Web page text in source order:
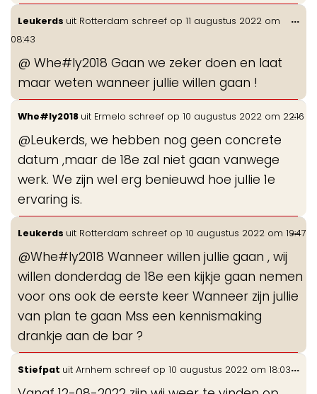
Leukerds uit Rotterdam schreef op 11 augustus 2022 om
08:43
@ Whe#ly2018 Gaan we zeker doen en laat
maar weten wanneer jullie willen gaan !
...
Whe#ly2018 uit Ermelo schreef op 10 augustus 2022 om 22:16
@Leukerds, we hebben nog geen concrete
datum ,maar de 18e zal niet gaan vanwege
werk. We zijn wel erg benieuwd hoe jullie 1e
ervaring is.
...
Leukerds uit Rotterdam schreef op 10 augustus 2022 om 19:47
@Whe#ly2018 Wanneer willen jullie gaan , wij
willen donderdag de 18e een kijkje gaan nemen
voor ons ook de eerste keer Wanneer zijn jullie
van plan te gaan Mss een kennismaking
drankje aan de bar ?
...
Stiefpat uit Arnhem schreef op 10 augustus 2022 om 18:03...